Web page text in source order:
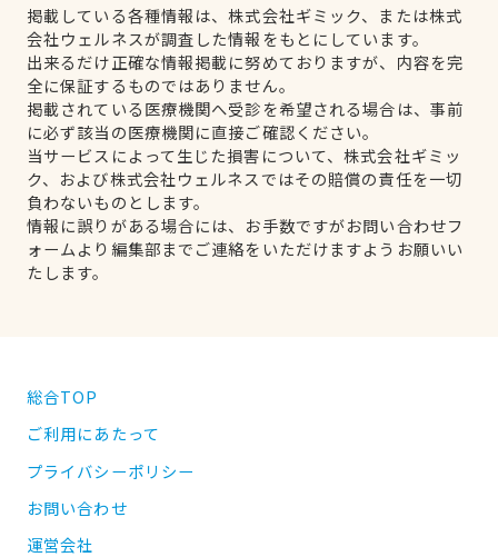
掲載している各種情報は、株式会社ギミック、または株式
会社ウェルネスが調査した情報をもとにしています。
出来るだけ正確な情報掲載に努めておりますが、内容を完
全に保証するものではありません。
掲載されている医療機関へ受診を希望される場合は、事前
に必ず該当の医療機関に直接ご確認ください。
当サービスによって生じた損害について、株式会社ギミッ
ク、および株式会社ウェルネスではその賠償の責任を一切
負わないものとします。
情報に誤りがある場合には、お手数ですがお問い合わせフ
ォームより編集部までご連絡をいただけますようお願いい
たします。
総合TOP
ご利用にあたって
プライバシーポリシー
お問い合わせ
運営会社